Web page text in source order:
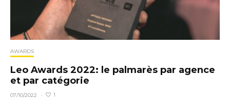
AWARDS
Leo Awards 2022: le palmarès par agence
et par catégorie
07/10/2022 · 1